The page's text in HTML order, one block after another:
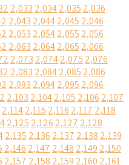
2,033 2,0342,035 2,036
2,043 2,0442,045 2,046
2,053 2,0542,055 2,056
2,063 2,0642,065 2,066
2,073 2,0742,075 2,076
2,083 2,0842,085 2,086
2,093 2,0942,095 2,096
2,103 2,1042,105 2,106 2,107
2,1142,115 2,116 2,117 2,118
2,125 2,126 2,127 2,128
2,135 2,136 2,137 2,138 2,139
2,146 2,147 2,148 2,149 2,150
2,157 2,158 2,159 2,160 2,161